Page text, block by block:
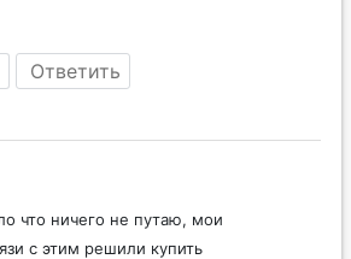
Ответить
что ничего не путаю, мои
с этим решили купить